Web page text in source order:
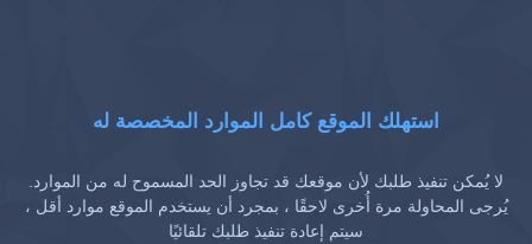
استهلك الموقع كامل الموارد المخصصة له
لا يُمكن تنفيذ طلبك لأن موقعك قد تجاوز الحد المسموح له من الموارد.
يُرجى المحاولة مرة أُخرى لاحقًا ، بمجرد أن يستخدم الموقع موارد أقل ،
سيتم إعادة تنفيذ طلبك تلقائيًا